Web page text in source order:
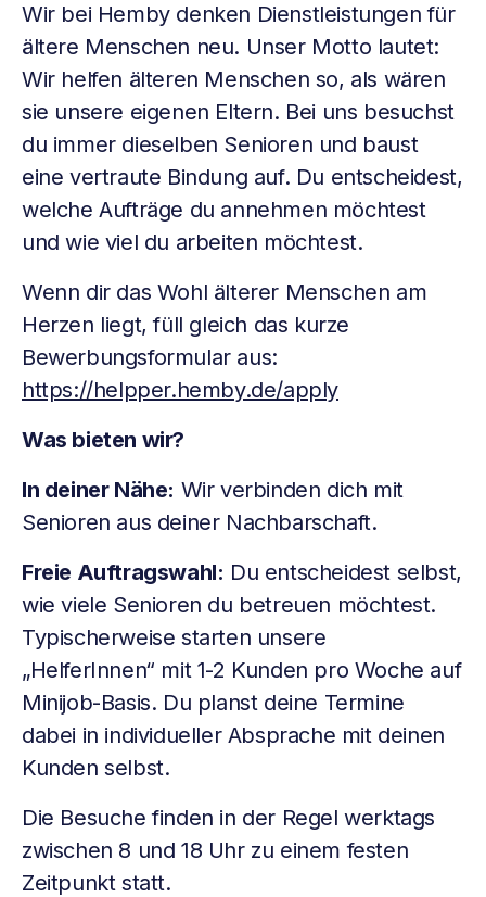
Wir bei Hemby denken Dienstleistungen für
ältere Menschen neu. Unser Motto lautet:
Wir helfen älteren Menschen so, als wären
sie unsere eigenen Eltern. Bei uns besuchst
du immer dieselben Senioren und baust
eine vertraute Bindung auf. Du entscheidest,
welche Aufträge du annehmen möchtest
und wie viel du arbeiten möchtest.
Wenn dir das Wohl älterer Menschen am
Herzen liegt, füll gleich das kurze
Bewerbungsformular aus:
https://helpper.hemby.de/apply
Was bieten wir?
In deiner Nähe: Wir verbinden dich mit
Senioren aus deiner Nachbarschaft.
Freie Auftragswahl: Du entscheidest selbst,
wie viele Senioren du betreuen möchtest.
Typischerweise starten unsere
„HelferInnen“ mit 1-2 Kunden pro Woche auf
Minijob-Basis. Du planst deine Termine
dabei in individueller Absprache mit deinen
Kunden selbst.
Die Besuche finden in der Regel werktags
zwischen 8 und 18 Uhr zu einem festen
Zeitpunkt statt.